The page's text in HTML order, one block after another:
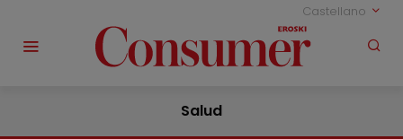
Castellano
Salud